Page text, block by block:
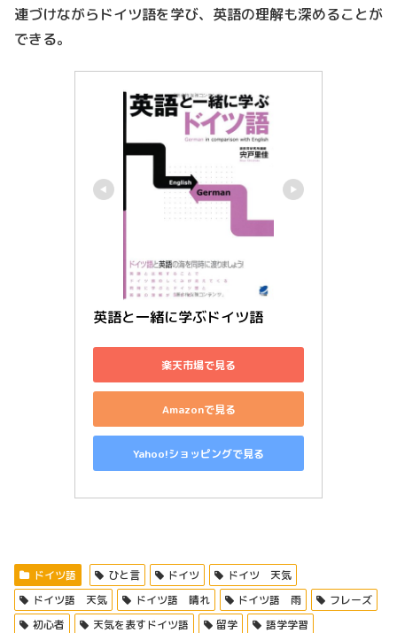
連づけながらドイツ語を学び、英語の理解も深めることが
できる。
英語と一緒に学ぶドイツ語
楽天市場で見る
Amazonで見る
Yahoo!ショッピングで見る
ドイツ語 ひと言 ドイツ
ドイツ 天気
ドイツ語 天気
ドイツ語 晴れ ドイツ語 雨
フレーズ
初心者
天気を表すドイツ語 留学 語学学習